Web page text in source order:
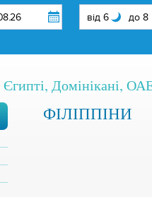
Домінікані,
ФІЛІППІНИ